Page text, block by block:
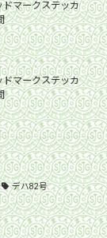
マークステッカ
マークステッカ
デハ82号